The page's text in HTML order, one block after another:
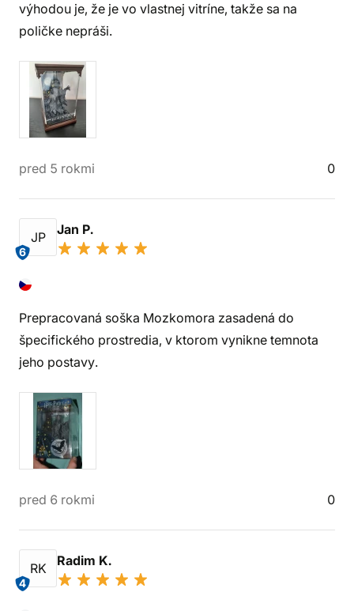
výhodou je, že je vo vlastnej vitríne, takže sa na
poličke nepráši.
pred 5 rokmi 0
JP
6
Jan P.
Prepracovaná soška Mozkomora zasadená do
špecifického prostredia, v ktorom vynikne temnota
jeho postavy.
pred 6 rokmi 0
RK
4
Radim K.